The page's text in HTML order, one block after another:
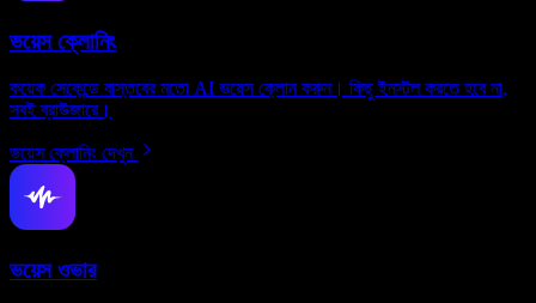
ভয়েস ক্লোনিং
কয়েক সেকেন্ডে বাস্তবের মতো AI ভয়েস ক্লোন করুন। কিছু ইনস্টল করতে হবে না,
সবই ব্রাউজারে।
ভয়েস ক্লোনিং দেখুন
ভয়েস ওভার